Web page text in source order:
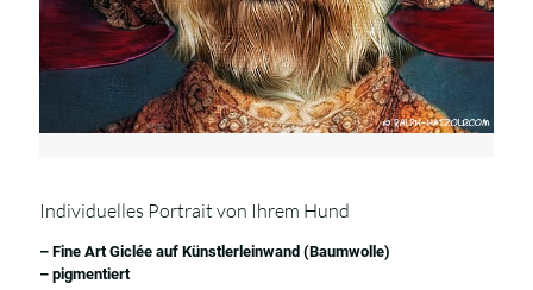
Individuelles Portrait von Ihrem Hund
– Fine Art Giclée auf Künstlerleinwand (Baumwolle)
– pigmentiert